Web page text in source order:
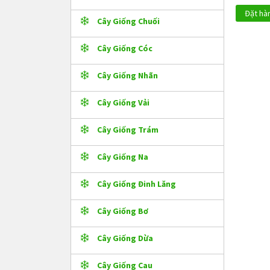
Cây Giống Chuối
Cây Giống Cóc
Cây Giống Nhãn
Cây Giống Vải
Cây Giống Trám
Cây Giống Na
Cây Giống Đinh Lăng
Cây Giống Bơ
Cây Giống Dừa
Cây Giống Cau
Đặt